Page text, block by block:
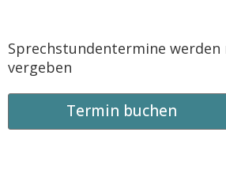
Sprechstundentermine werden
vergeben
Termin buchen